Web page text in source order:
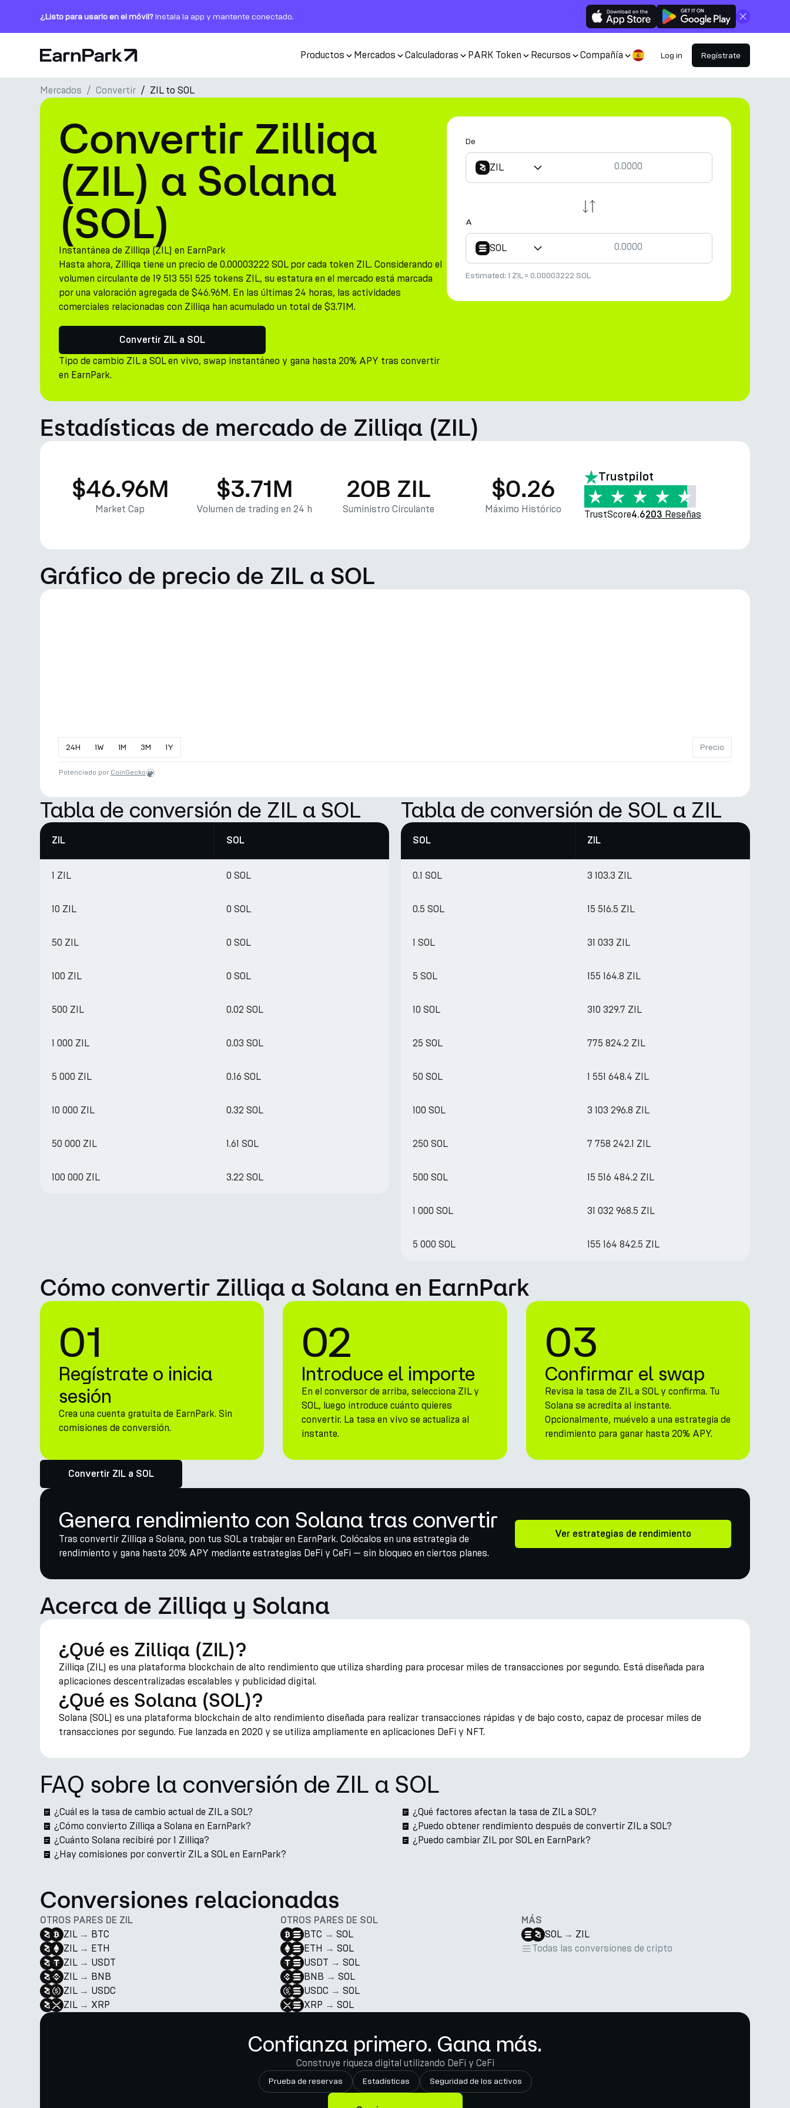
¿Listo para usarlo en el móvil?Instala la app y mantente conectado. Cerrar
Página de inicio Productos Mercados Calculadoras PARK Token Recursos Compañía Log in Regístrate
Productos
Mercados
Calculadoras
PARK Token
Recursos
Compañía
Mercados Convertir ZIL to SOL
Convertir Zilliqa
(ZIL) a Solana
(SOL)
Instantánea de Zilliqa (ZIL) en EarnPark
Hasta ahora, Zilliqa tiene un precio de 0.00003222 SOL por cada token ZIL. Considerando el
volumen circulante de 19 513 551 525 tokens ZIL, su estatura en el mercado está marcada
por una valoración agregada de $46.96M. En las últimas 24 horas, las actividades
comerciales relacionadas con Zilliqa han acumulado un total de $3.71M.
Convertir ZIL a SOL
Tipo de cambio ZIL a SOL en vivo, swap instantáneo y gana hasta 20% APY tras convertir
en EarnPark.
De
ZIL
A
SOL
Estimated: 1 ZIL≈ 0.00003222 SOL
Estadísticas de mercado de Zilliqa (ZIL)
$46.96M
Market Cap
$3.71M
Volumen de trading en 24 h
20B ZIL
Suministro Circulante
$0.26
Máximo Histórico
Trustpilot
TrustScore4.6203 Reseñas
Gráfico de precio de ZIL a SOL
24H 1W 1M 3M 1Y Precio
Potenciado por CoinGecko
Tabla de conversión de ZIL a SOL
ZIL SOL
1 ZIL 0 SOL
10 ZIL 0 SOL
50 ZIL 0 SOL
100 ZIL 0 SOL
500 ZIL 0.02 SOL
1 000 ZIL 0.03 SOL
5 000 ZIL 0.16 SOL
10 000 ZIL 0.32 SOL
50 000 ZIL 1.61 SOL
100 000 ZIL 3.22 SOL
Tabla de conversión de SOL a ZIL
SOL ZIL
0.1 SOL 3 103.3 ZIL
0.5 SOL 15 516.5 ZIL
1 SOL 31 033 ZIL
5 SOL 155 164.8 ZIL
10 SOL 310 329.7 ZIL
25 SOL 775 824.2 ZIL
50 SOL 1 551 648.4 ZIL
100 SOL 3 103 296.8 ZIL
250 SOL 7 758 242.1 ZIL
500 SOL 15 516 484.2 ZIL
1 000 SOL 31 032 968.5 ZIL
5 000 SOL 155 164 842.5 ZIL
Cómo convertir Zilliqa a Solana en EarnPark
01
Regístrate o inicia
sesión
Crea una cuenta gratuita de EarnPark. Sin
comisiones de conversión.
02
Introduce el importe
En el conversor de arriba, selecciona ZIL y
SOL, luego introduce cuánto quieres
convertir. La tasa en vivo se actualiza al
instante.
03
Confirmar el swap
Revisa la tasa de ZIL a SOL y confirma. Tu
Solana se acredita al instante.
Opcionalmente, muévelo a una estrategia de
rendimiento para ganar hasta 20% APY.
Convertir ZIL a SOL
Genera rendimiento con Solana tras convertir
Tras convertir Zilliqa a Solana, pon tus SOL a trabajar en EarnPark. Colócalos en una estrategia de
rendimiento y gana hasta 20% APY mediante estrategias DeFi y CeFi — sin bloqueo en ciertos planes.
Ver estrategias de rendimiento
Acerca de Zilliqa y Solana
¿Qué es Zilliqa (ZIL)?
Zilliqa (ZIL) es una plataforma blockchain de alto rendimiento que utiliza sharding para procesar miles de transacciones por segundo. Está diseñada para
aplicaciones descentralizadas escalables y publicidad digital.
¿Qué es Solana (SOL)?
Solana (SOL) es una plataforma blockchain de alto rendimiento diseñada para realizar transacciones rápidas y de bajo costo, capaz de procesar miles de
transacciones por segundo. Fue lanzada en 2020 y se utiliza ampliamente en aplicaciones DeFi y NFT.
FAQ sobre la conversión de ZIL a SOL
¿Cuál es la tasa de cambio actual de ZIL a SOL?
¿Cómo convierto Zilliqa a Solana en EarnPark?
¿Cuánto Solana recibiré por 1 Zilliqa?
¿Hay comisiones por convertir ZIL a SOL en EarnPark?
¿Qué factores afectan la tasa de ZIL a SOL?
¿Puedo obtener rendimiento después de convertir ZIL a SOL?
¿Puedo cambiar ZIL por SOL en EarnPark?
Conversiones relacionadas
OTROS PARES DE ZIL
ZIL → BTC
ZIL → ETH
ZIL → USDT
ZIL → BNB
ZIL → USDC
ZIL → XRP
OTROS PARES DE SOL
BTC → SOL
ETH → SOL
USDT → SOL
BNB → SOL
USDC → SOL
XRP → SOL
MÁS
SOL → ZIL
Todas las conversiones de cripto
Confianza primero. Gana más.
Construye riqueza digital utilizando DeFi y CeFi
Prueba de reservas Estadísticas Seguridad de los activos